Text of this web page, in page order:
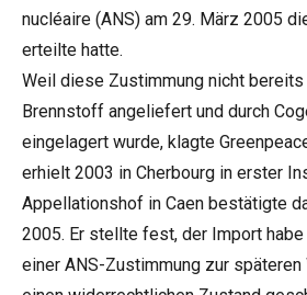
nucléaire (ANS) am 29. März 2005
erteilte hatte.
Weil diese Zustimmung nicht
Brennstoff angeliefert und durch
eingelagert wurde, klagte
erhielt 2003 in Cherbourg in erster
Appellationshof in Caen bestätigte
2005. Er stellte fest, der Import
einer ANS-Zustimmung zur